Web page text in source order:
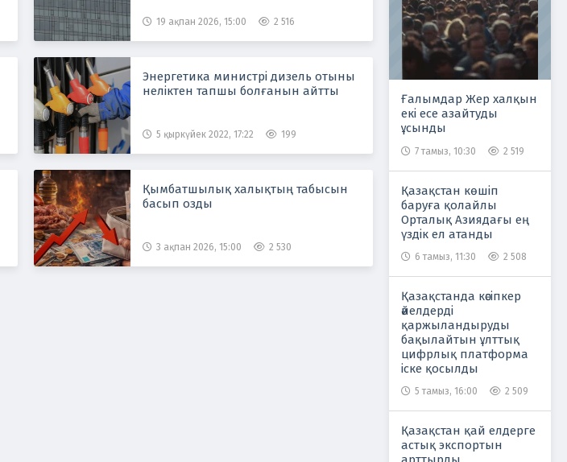
19 ақпан 2026, 15:00 2 516
Энергетика министрі дизель отыны
неліктен тапшы болғанын айтты
5 қыркүйек 2022, 17:22 199
Қымбатшылық халықтың табысын
басып озды
3 ақпан 2026, 15:00 2 530
Ғалымдар Жер халқын
екі есе азайтуды
ұсынды
7 тамыз, 10:30 2 519
Қазақстан көшіп
баруға қолайлы
Орталық Азиядағы ең
үздік ел атанды
6 тамыз, 11:30 2 508
Қазақстанда кәсіпкер
әйелдерді
қаржыландыруды
бақылайтын ұлттық
цифрлық платформа
іске қосылды
5 тамыз, 16:00 2 509
Қазақстан қай елдерге
астық экспортын